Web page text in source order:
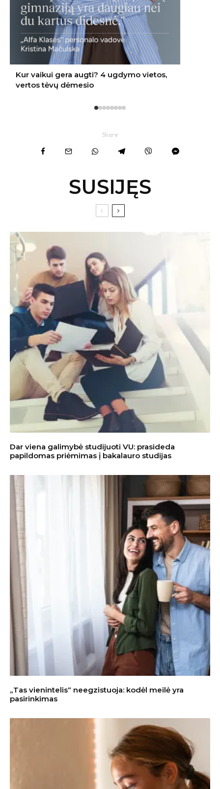
Share
SUSIJĘS
Dar viena galimybė studijuoti VU: prasideda
papildomas priėmimas į bakalauro studijas
„Tas vienintelis“ neegzistuoja: kodėl meilė yra
pasirinkimas